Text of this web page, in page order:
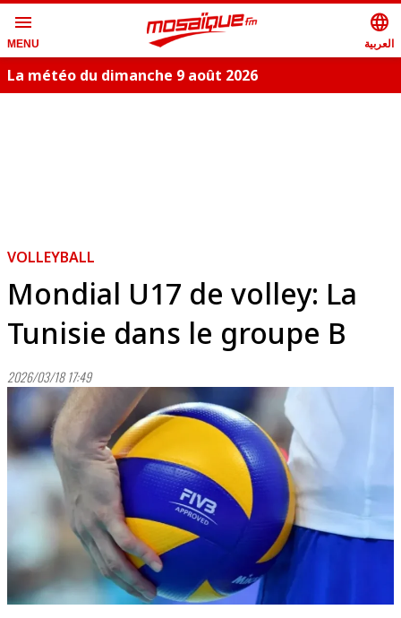
menu
MENU
language
العربية
La météo du dimanche 9 août 2026
VOLLEYBALL
Mondial U17 de volley: La
Tunisie dans le groupe B
2026/03/18 17:49